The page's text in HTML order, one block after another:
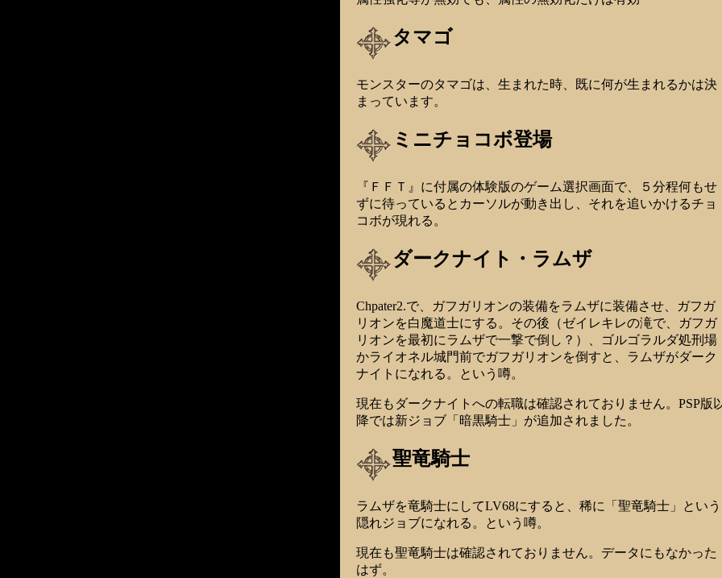
タマゴ
モンスターのタマゴは、生まれた時、既に何が生まれるかは決
まっています。
ミニチョコボ登場
『ＦＦＴ』に付属の体験版のゲーム選択画面で、５分程何もせ
ずに待っているとカーソルが動き出し、それを追いかけるチョ
コボが現れる。
ダークナイト・ラムザ
Chpater2.で、ガフガリオンの装備をラムザに装備させ、ガフガ
リオンを白魔道士にする。その後（ゼイレキレの滝で、ガフガ
リオンを最初にラムザで一撃で倒し？）、ゴルゴラルダ処刑場
かライオネル城門前でガフガリオンを倒すと、ラムザがダーク
ナイトになれる。という噂。
現在もダークナイトへの転職は確認されておりません。PSP版
降では新ジョブ「暗黒騎士」が追加されました。
聖竜騎士
ラムザを竜騎士にしてLV68にすると、稀に「聖竜騎士」という
隠れジョブになれる。という噂。
現在も聖竜騎士は確認されておりません。データにもなかった
はず。